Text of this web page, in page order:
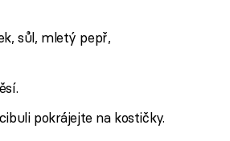
sůl, mletý pepř,
pokrájejte na kostičky.